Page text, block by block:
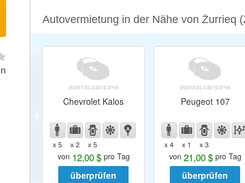
Autovermietung in der Nähe von Żurrieq
Chevrolet Kalos
x 5 x 2 x 5
von 12,00 $ pro Tag
überprüfen
Peugeot 107
x 4 x 1 x 3
von 21,00 $ pro Tag
überprüfen